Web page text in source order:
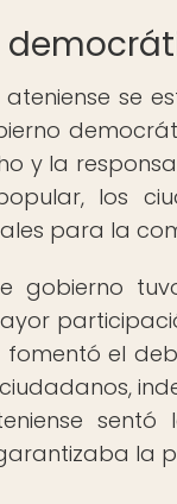
se
y la
los
para la
gobierno
fomentó el
la